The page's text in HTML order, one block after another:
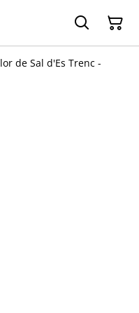
de Sal d'Es Trenc -